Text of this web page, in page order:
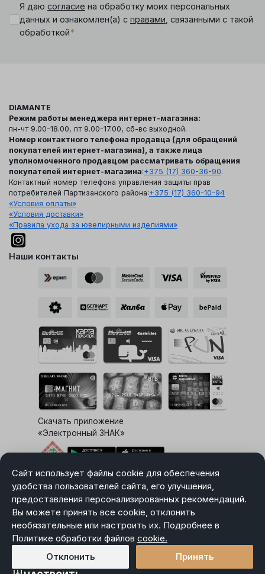
Сайт использует файлы cookie для обеспечения
удобства пользователей сайта, его улучшения,
предоставления персонализированных рекомендаций.
Вы можете принять все cookie, отклонить
необязательные или настроить их. Подробнее в
Политике обработки файлов cookie.
Отклонить Принять
Я даю согласие на обработку моих персональных
данных и ознакомлен(а) с правами , связанными с такой
обработкой*
DIAMANTE
Режим работы менеджера интернет-магазина:
пн-чт 9.00-18.00, пт 9.00-17.00, сб-вс выходной.
Номер контактного телефона продавца (для обращений
покупателей интернет-магазина), а также лица
уполномоченного продавцом рассматривать обращения
покупателей интернет-магазина:+375 (17) 360-36-90.
Контактный номер телефона управления защиты прав
потребителей Партизанского района:+375 (17) 360-10-94
«Условия оплаты»
«Условия доставки»
«Правила ухода за ювелирными изделиями»
Наши контакты
Скачать приложение
«Электронный ЗНАК»
Выбор настроек Cookie
Карта сайта
Политика в отношении обработки персональных данных
Пользовательское соглашение